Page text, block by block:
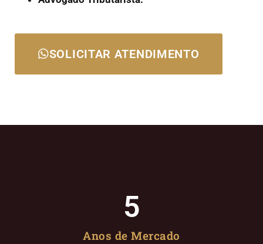
SOLICITAR ATENDIMENTO
Anos de Mercado
5